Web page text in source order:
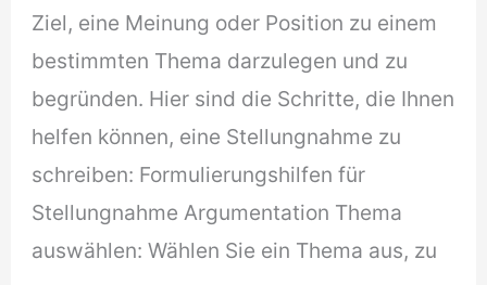
Ziel, eine Meinung oder Position zu einem
bestimmten Thema darzulegen und zu
begründen. Hier sind die Schritte, die Ihnen
helfen können, eine Stellungnahme zu
schreiben: Formulierungshilfen für
Stellungnahme Argumentation Thema
auswählen: Wählen Sie ein Thema aus, zu